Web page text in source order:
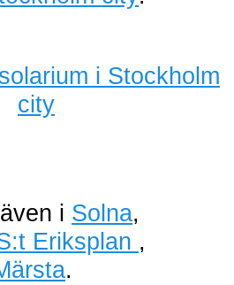
i Solna,
Eriksplan ,
.